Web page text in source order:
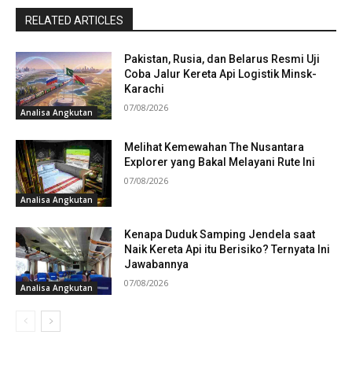
RELATED ARTICLES
Analisa Angkutan
Pakistan, Rusia, dan Belarus Resmi Uji
Coba Jalur Kereta Api Logistik Minsk-
Karachi
07/08/2026
Analisa Angkutan
Melihat Kemewahan The Nusantara
Explorer yang Bakal Melayani Rute Ini
07/08/2026
Analisa Angkutan
Kenapa Duduk Samping Jendela saat
Naik Kereta Api itu Berisiko? Ternyata Ini
Jawabannya
07/08/2026